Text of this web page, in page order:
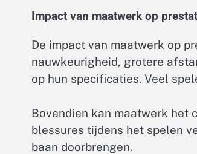
Impact van maatwerk op
De impact van maatwerk op
nauwkeurigheid, grotere
op hun specificaties. Veel
Bovendien kan maatwerk het
blessures tijdens het spelen
baan doorbrengen.